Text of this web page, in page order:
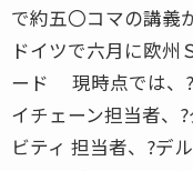
で約五〇コマの講義
ドイツで六月に欧州
ード 現時点では、?
イチェーン担当者、
ビティ 担当者、?デ